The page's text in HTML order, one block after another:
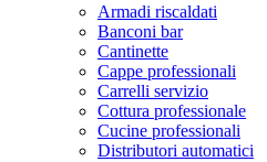
Armadi riscaldati
Banconi bar
Cantinette
Cappe professionali
Carrelli servizio
Cottura professionale
Cucine professionali
Distributori automatici